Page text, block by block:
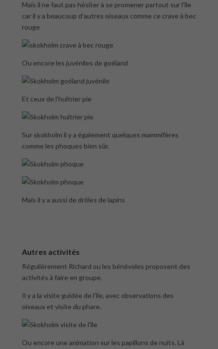
Mais il ne faut pas hésiter à se promener partout sur l’île
car il y a beaucoup d’autres oiseaux comme ce crave à bec
rouge
Ou encore les juvéniles de goéland
Et ceux de l’huîtrier pie
Sur skokholm il y a également quelques mammifères
comme les phoques bien sûr.
Mais il y a aussi de drôles de lapins
Autres activités
Régulièrement Richard ou les bénévoles proposent des
activités à faire en groupe.
Il y a la visite guidée de l’île, avec observations des
oiseaux et visite du phare.
Ou encore une animation sur les papillons de nuits. Là